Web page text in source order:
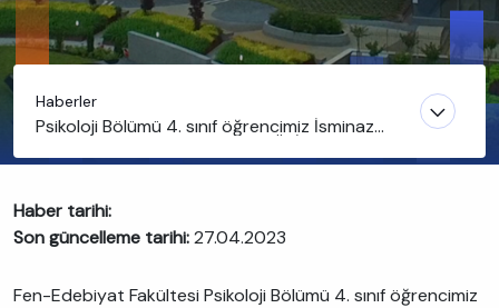
Haberler
Psikoloji Bölümü 4. sınıf öğrencimiz İsminaz
Haber tarihi:
Son güncelleme tarihi:27.04.2023
Fen-Edebiyat Fakültesi Psikoloji Bölümü 4. sınıf öğrencimiz